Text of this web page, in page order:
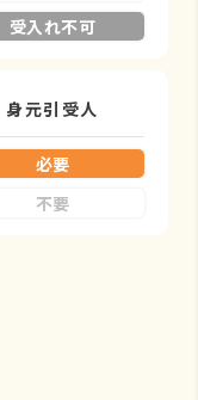
受入れ不可
身元引受人
必要
不要